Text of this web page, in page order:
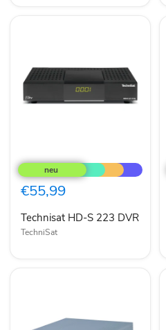
HD-
S
223
DVR
€55,99
Technisat HD-S 223 DVR
TechniSat